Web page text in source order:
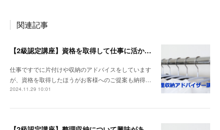
関連記事
【2級認定講座】資格を取得して仕事に活かしたい。
仕事ですでに片付けや収納のアドバイスをしています
が、資格を取得したほうがお客様へのご提案も納得…
2024.11.29 10:01